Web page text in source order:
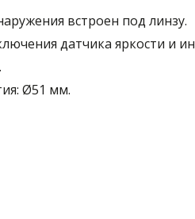
встроен под линзу.
датчика яркости и
Ø51 мм.